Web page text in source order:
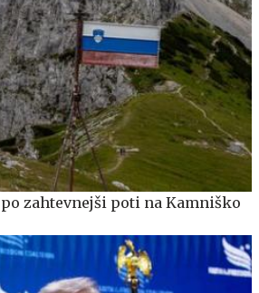
zahtevnejši poti na Kamniško